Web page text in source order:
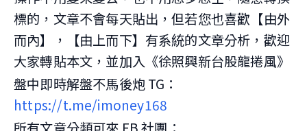
標的，文章不會每天貼出，但若您也喜歡【由外
而內】，【由上而下】有系統的文章分析，歡迎
大家轉貼本文，並加入《徐照興新台股龍捲風》
盤中即時解盤不馬後炮 TG：
https://t.me/imoney168